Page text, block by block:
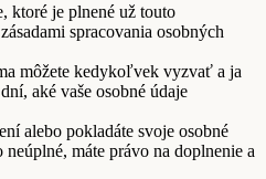
ktoré je plnené už touto
spracovania osobných
môžete kedykoľvek vyzvať a ja
aké vaše osobné údaje
alebo pokladáte svoje osobné
neúplné, máte právo na doplnenie a